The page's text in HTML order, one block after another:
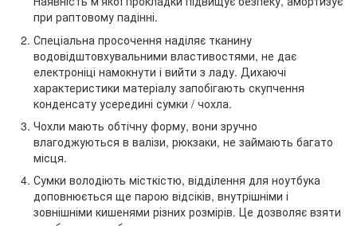
при раптовому падінні.
Спеціальна просочення наділяє тканину
водовідштовхувальними властивостями, не дає
електроніці намокнути і вийти з ладу. Дихаючі
характеристики матеріалу запобігають скупчення
конденсату усередині сумки / чохла.
Чохли мають обтічну форму, вони зручно
влагоджуються в валізи, рюкзаки, не займають багато
місця.
Сумки володіють місткістю, відділення для ноутбука
доповнюється ще парою відсіків, внутрішніми і
зовнішніми кишенями різних розмірів. Це дозволяє взяти